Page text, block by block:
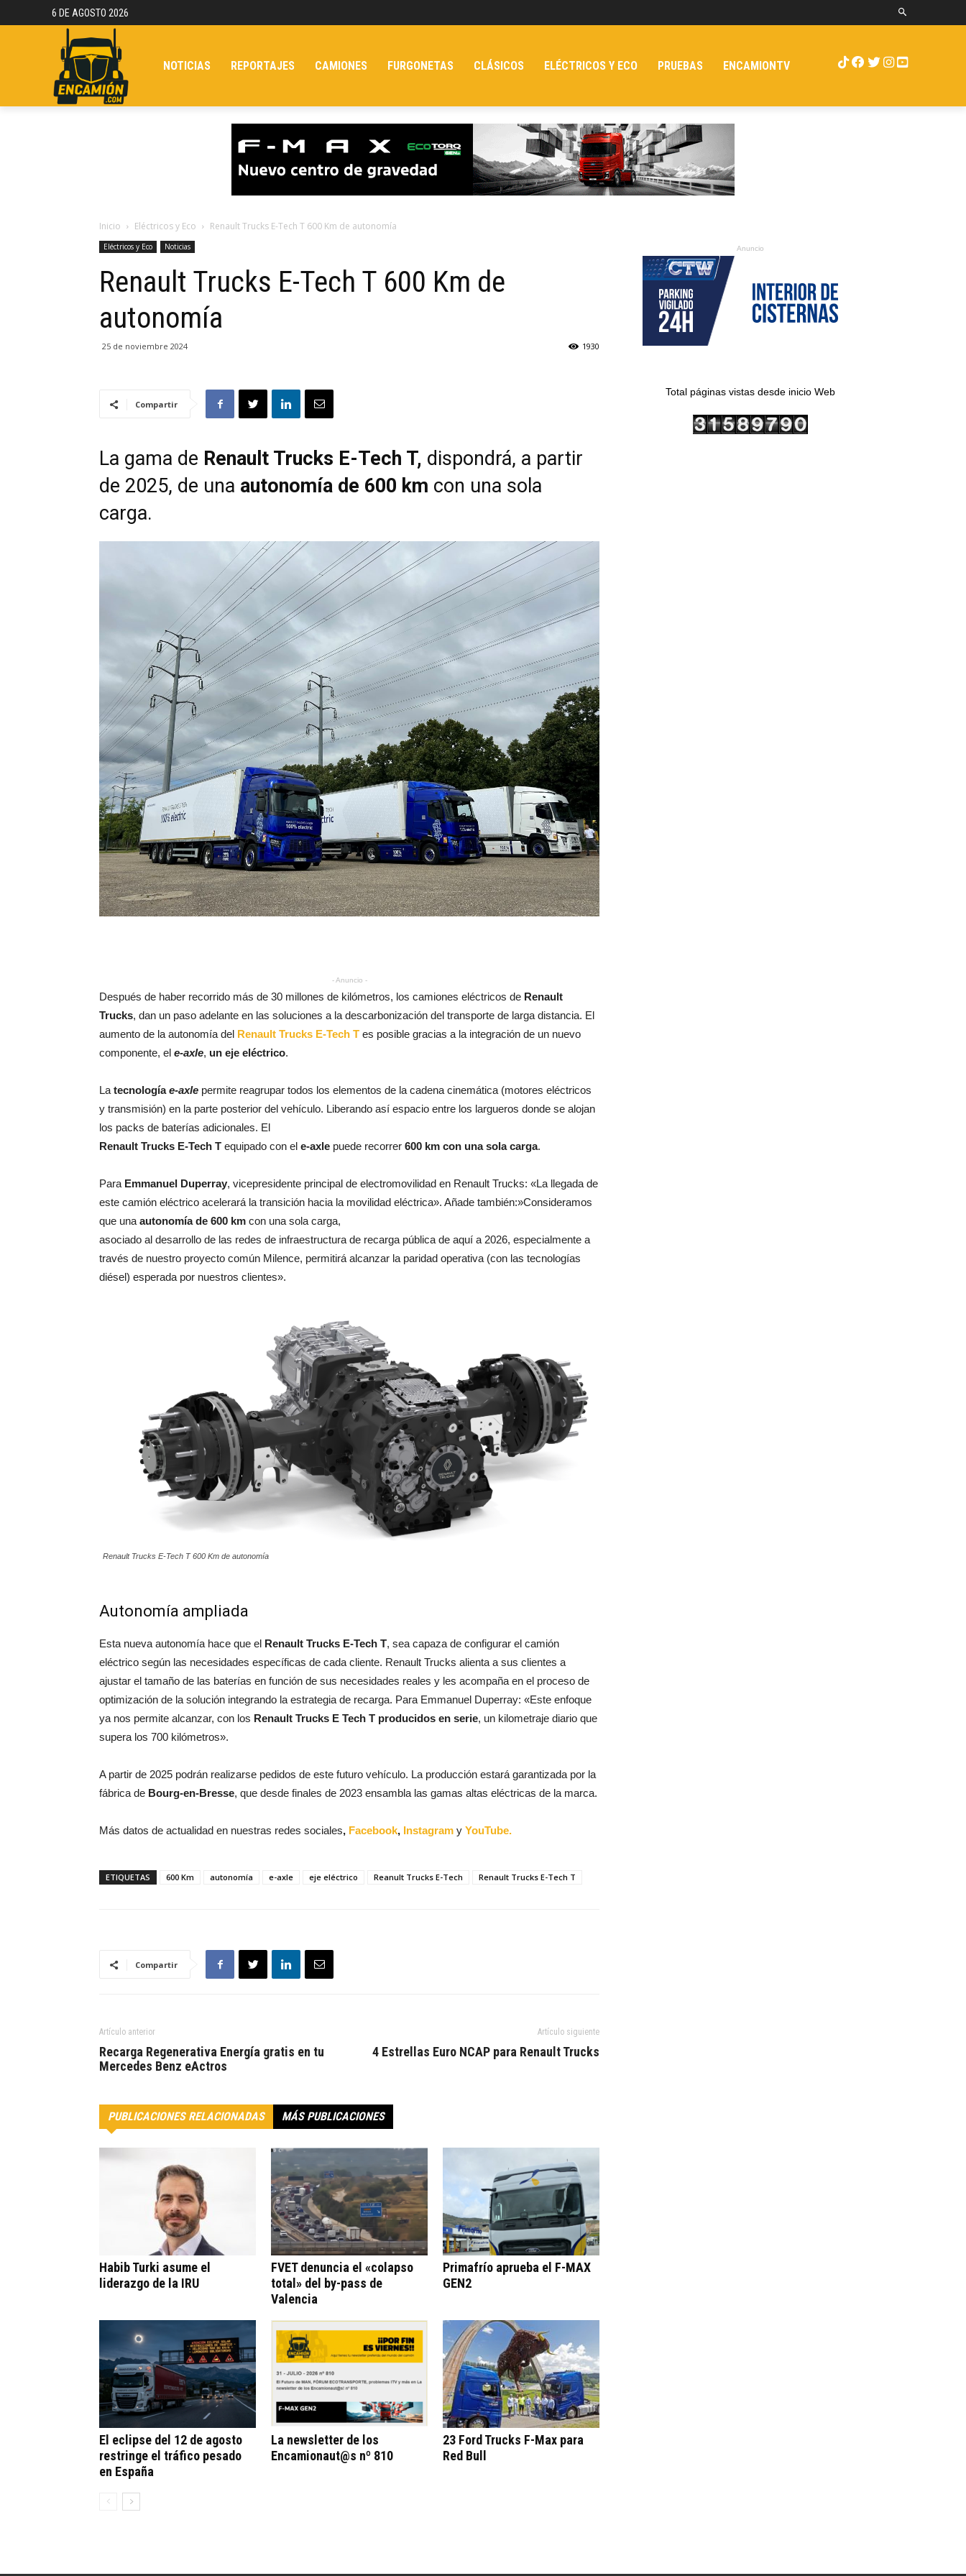
6 DE AGOSTO 2026
NOTICIAS REPORTAJES CAMIONES FURGONETAS CLÁSICOS ELÉCTRICOS Y ECO PRUEBAS ENCAMIONTV
Inicio Eléctricos y Eco Renault Trucks E-Tech T 600 Km de autonomía
Eléctricos y Eco Noticias
Renault Trucks E-Tech T 600 Km de
autonomía
25 de noviembre 2024 1930
Compartir
La gama de Renault Trucks E-Tech T, dispondrá, a partir
de 2025, de una autonomía de 600 km con una sola
carga.
- Anuncio -
Después de haber recorrido más de 30 millones de kilómetros, los camiones eléctricos de Renault
Trucks, dan un paso adelante en las soluciones a la descarbonización del transporte de larga distancia. El
aumento de la autonomía del Renault Trucks E-Tech T es posible gracias a la integración de un nuevo
componente, el e-axle, un eje eléctrico.
La tecnologíae-axle permite reagrupar todos los elementos de la cadena cinemática (motores eléctricos
y transmisión) en la parte posterior del vehículo. Liberando así espacio entre los largueros donde se alojan
los packs de baterías adicionales. El
Renault Trucks E-Tech T equipado con el e-axle puede recorrer 600 km con una sola carga.
Para Emmanuel Duperray, vicepresidente principal de electromovilidad en Renault Trucks: «La llegada de
este camión eléctrico acelerará la transición hacia la movilidad eléctrica». Añade también:»Consideramos
que una autonomía de 600 km con una sola carga,
asociado al desarrollo de las redes de infraestructura de recarga pública de aquí a 2026, especialmente a
través de nuestro proyecto común Milence, permitirá alcanzar la paridad operativa (con las tecnologías
diésel) esperada por nuestros clientes».
Renault Trucks E-Tech T 600 Km de autonomía
Autonomía ampliada
Esta nueva autonomía hace que el Renault Trucks E-Tech T, sea capaza de configurar el camión
eléctrico según las necesidades específicas de cada cliente. Renault Trucks alienta a sus clientes a
ajustar el tamaño de las baterías en función de sus necesidades reales y les acompaña en el proceso de
optimización de la solución integrando la estrategia de recarga. Para Emmanuel Duperray: «Este enfoque
ya nos permite alcanzar, con los Renault Trucks E Tech T producidos en serie, un kilometraje diario que
supera los 700 kilómetros».
A partir de 2025 podrán realizarse pedidos de este futuro vehículo. La producción estará garantizada por la
fábrica de Bourg-en-Bresse, que desde finales de 2023 ensambla las gamas altas eléctricas de la marca.
Más datos de actualidad en nuestras redes sociales, Facebook, Instagram y YouTube.
ETIQUETAS 600 Km autonomía e-axle eje eléctrico Reanult Trucks E-Tech Renault Trucks E-Tech T
Compartir
Artículo anterior
Recarga Regenerativa Energía gratis en tu
Mercedes Benz eActros
Artículo siguiente
4 Estrellas Euro NCAP para Renault Trucks
PUBLICACIONES RELACIONADAS MÁS PUBLICACIONES
Habib Turki asume el
liderazgo de la IRU
FVET denuncia el «colapso
total» del by-pass de
Valencia
Primafrío aprueba el F-MAX
GEN2
El eclipse del 12 de agosto
restringe el tráfico pesado
en España
La newsletter de los
Encamionaut@s nº 810
23 Ford Trucks F-Max para
Red Bull
Anuncio
Total páginas vistas desde inicio Web